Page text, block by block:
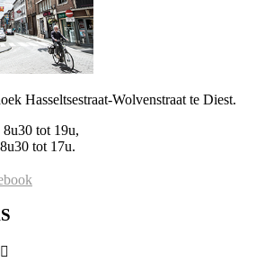
Hasseltsestraat-Wolvenstraat te Diest.
8u30 tot 19u,
tot 17u.
